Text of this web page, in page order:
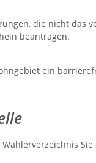
die nicht das
beantragen.
ein